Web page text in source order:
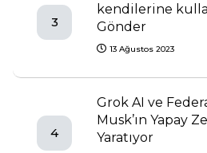
3
kendilerine
Gönder
13 Ağustos 2023
4
Grok AI ve
Musk’ın Yapay
Yaratıyor